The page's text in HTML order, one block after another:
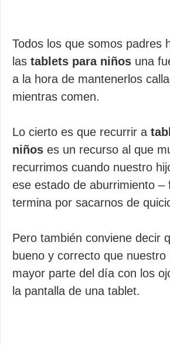
Todos los que somos padres
las tablets para niños una
a la hora de mantenerlos
mientras comen.
Lo cierto es que recurrir a
niños es un recurso al que
recurrimos cuando nuestro
ese estado de aburrimiento –
termina por sacarnos de
Pero también conviene decir
bueno y correcto que nuestro
mayor parte del día con los
la pantalla de una tablet.